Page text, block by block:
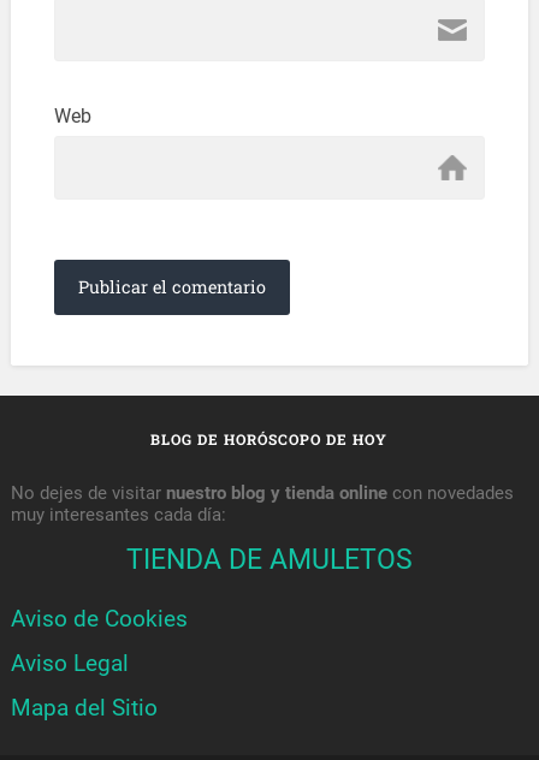
Web
BLOG DE HORÓSCOPO DE HOY
No dejes de visitar nuestro blog y tienda onlinecon novedades
muy interesantes cada día:
TIENDA DE AMULETOS
Aviso de Cookies
Aviso Legal
Mapa del Sitio